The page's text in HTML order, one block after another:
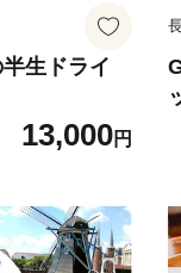
生ドライ
13,000円